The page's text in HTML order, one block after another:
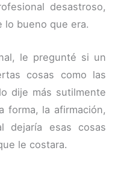
desastroso,
lo bueno que era.
le pregunté si un
cosas como las
dije más sutilmente
forma, la afirmación,
dejaría esas cosas
le costara.